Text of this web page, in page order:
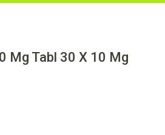
Mg Tabl 30 X 10 Mg